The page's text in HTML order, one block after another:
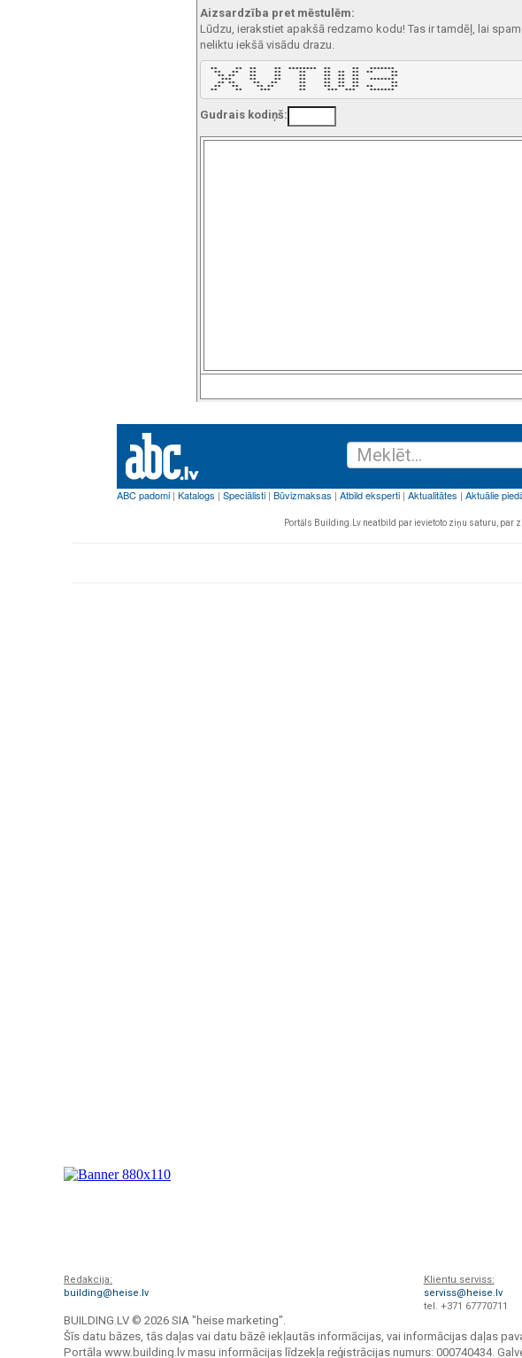
Aizsardzība pret mēstulēm:
Lūdzu, ierakstiet apakšā redzamo kodu! Tas ir tamdēļ, lai
neliktu iekšā visādu drazu.
**     **  **     **  ********  **      **   *******
  **   **   **     **     **     **  **  **  **     **
   ** **    **     **     **     **  **  **         **
    ***     **     **     **     **  **  **   *******
   ** **     **   **      **     **  **  **         **
  **   **     ** **       **     **  **  **  **     **
**     **     ***        **      ***  ***    *******
Gudrais kodiņš:
Portāls Building.Lv neatbild par ievietoto ziņu saturu, par
Redakcija:
building@heise.lv
Klientu serviss:
serviss@heise.lv
tel. +371 67770711
BUILDING.LV © 2026 SIA "heise marketing".
Šīs datu bāzes, tās daļas vai datu bāzē iekļautās informācijas, vai informācijas daļas
Portāla www.building.lv masu informācijas līdzekļa reģistrācijas numurs: 000740434.